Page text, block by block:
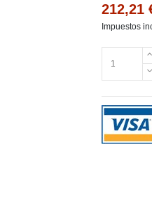
212,21
Impuestos